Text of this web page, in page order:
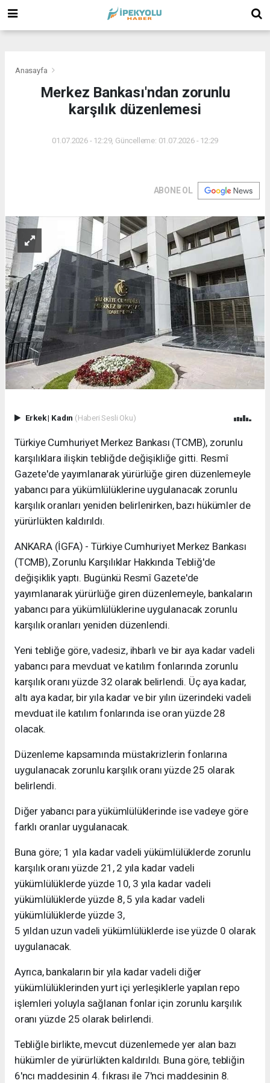
Anasayfa
Merkez Bankası'ndan zorunlu
karşılık düzenlemesi
01.07.2026 - 12:29, Güncelleme: 01.07.2026 - 12:29
ABONE OL
Erkek| Kadın (Haberi Sesli Oku)
Türkiye Cumhuriyet Merkez Bankası (TCMB), zorunlu
karşılıklara ilişkin tebliğde değişikliğe gitti. Resmî
Gazete'de yayımlanarak yürürlüğe giren düzenlemeyle
yabancı para yükümlülüklerine uygulanacak zorunlu
karşılık oranları yeniden belirlenirken, bazı hükümler de
yürürlükten kaldırıldı.
ANKARA (İGFA) - Türkiye Cumhuriyet Merkez Bankası
(TCMB), Zorunlu Karşılıklar Hakkında Tebliğ'de
değişiklik yaptı. Bugünkü Resmî Gazete'de
yayımlanarak yürürlüğe giren düzenlemeyle, bankaların
yabancı para yükümlülüklerine uygulanacak zorunlu
karşılık oranları yeniden düzenlendi.
Yeni tebliğe göre, vadesiz, ihbarlı ve bir aya kadar vadeli
yabancı para mevduat ve katılım fonlarında zorunlu
karşılık oranı yüzde 32 olarak belirlendi. Üç aya kadar,
altı aya kadar, bir yıla kadar ve bir yılın üzerindeki vadeli
mevduat ile katılım fonlarında ise oran yüzde 28
olacak.
Düzenleme kapsamında müstakrizlerin fonlarına
uygulanacak zorunlu karşılık oranı yüzde 25 olarak
belirlendi.
Diğer yabancı para yükümlülüklerinde ise vadeye göre
farklı oranlar uygulanacak.
Buna göre; 1 yıla kadar vadeli yükümlülüklerde zorunlu
karşılık oranı yüzde 21, 2 yıla kadar vadeli
yükümlülüklerde yüzde 10, 3 yıla kadar vadeli
yükümlülüklerde yüzde 8, 5 yıla kadar vadeli
yükümlülüklerde yüzde 3,
5 yıldan uzun vadeli yükümlülüklerde ise yüzde 0 olarak
uygulanacak.
Ayrıca, bankaların bir yıla kadar vadeli diğer
yükümlülüklerinden yurt içi yerleşiklerle yapılan repo
işlemleri yoluyla sağlanan fonlar için zorunlu karşılık
oranı yüzde 25 olarak belirlendi.
Tebliğle birlikte, mevcut düzenlemede yer alan bazı
hükümler de yürürlükten kaldırıldı. Buna göre, tebliğin
6'ncı maddesinin 4. fıkrası ile 7'nci maddesinin 8.